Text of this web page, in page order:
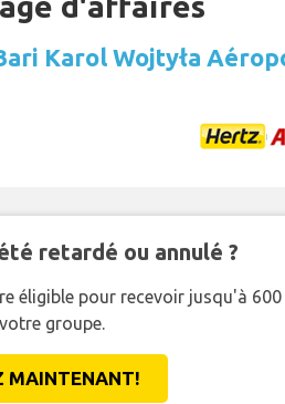
Karol Wojtyła
retardé ou annulé ?
éligible pour recevoir jusqu'à
groupe.
MAINTENANT!